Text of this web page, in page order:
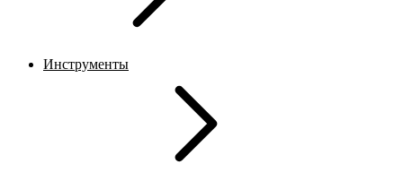
Инструменты